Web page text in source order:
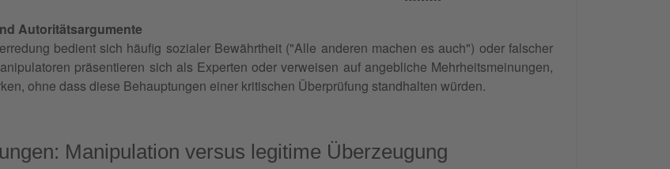
Autoritätsargumente
bedient sich häufig sozialer Bewährtheit ("Alle anderen machen es auch") oder falscher
präsentieren sich als Experten oder verweisen auf angebliche Mehrheitsmeinungen,
ohne dass diese Behauptungen einer kritischen Überprüfung standhalten würden.
Manipulation versus legitime Überzeugung